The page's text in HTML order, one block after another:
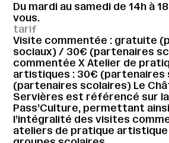
Du mardi au samedi de 14h à
vous.
tarif
Visite commentée : gratuite
sociaux) / 30€ (partenaires
commentée X Atelier de
artistiques : 30€ (partenaires
(partenaires scolaires) Le
Servières est référencé sur
Pass’Culture, permettant
l’intégralité des visites
ateliers de pratique artistique